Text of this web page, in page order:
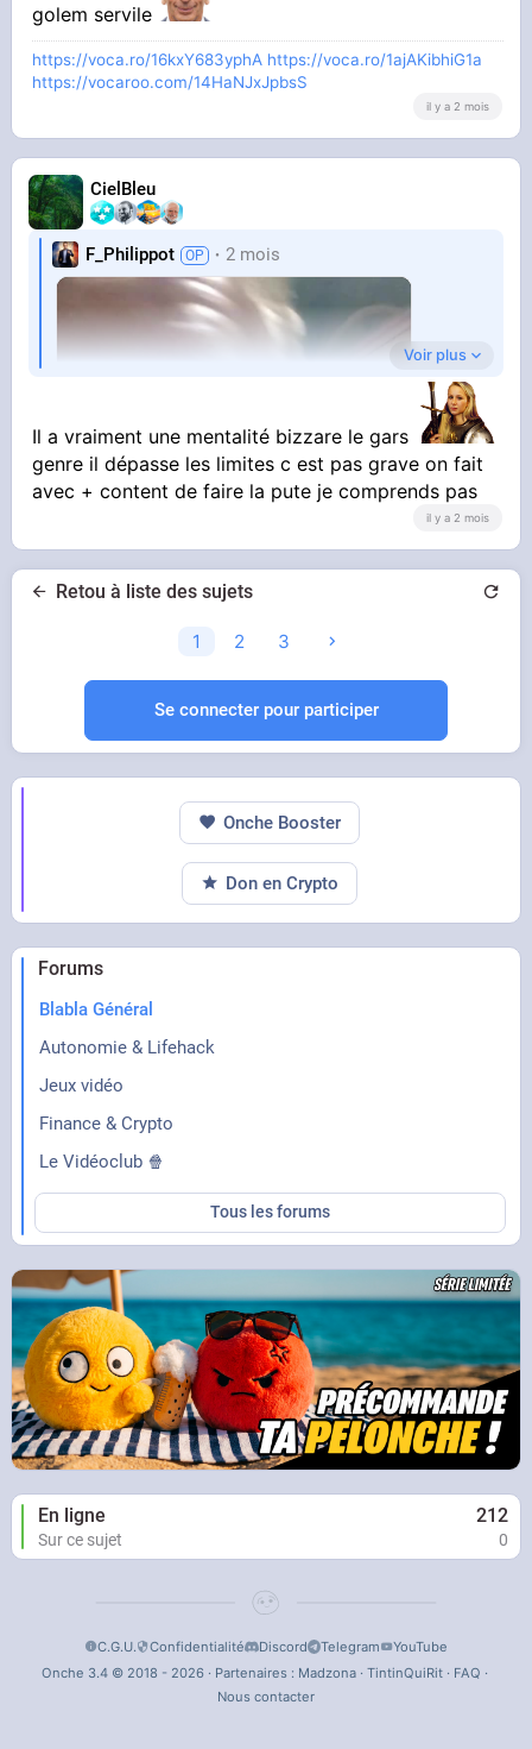
STREAMABLE
unnamed
Vidéo Streamable
golem servile
https://voca.ro/16kxY683yphA https://voca.ro/1ajAKibhiG1a
https://vocaroo.com/14HaNJxJpbsS
il y a 2 mois
CielBleu
F_Philippot 2 mois
STREAMABLE
unnamed
STREAMABLE
Vidéo Streamable
Voir plus
Il a vraiment une mentalité bizzare le gars
genre il dépasse les limites c est pas grave on fait
avec + content de faire la pute je comprends pas
il y a 2 mois
Retou à liste des sujets
1 2 3
Se connecter pour participer
Forums
Blabla Général
Autonomie & Lifehack
Jeux vidéo
Finance & Crypto
Le Vidéoclub 🍿
Tous les forums
En ligne 212
Sur ce sujet 0
Onche Booster
Don en Crypto
C.G.U. Confidentialité Discord Telegram
YouTube
Onche 3.4 © 2018 - 2026 · Partenaires : Madzona· TintinQuiRit· FAQ ·
Nous contacter